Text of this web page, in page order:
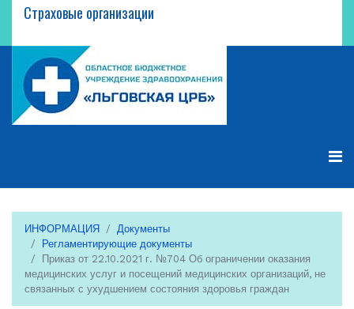
Страховые организации
ИНФОРМАЦИЯ
Документы
Регламентирующие документы
Приказ от 22.10.2021 г. №704 Об ограничении оказания
медицинских услуг и посещений медицинских организаций, не
связанных с ухудшением состояния здоровья граждан